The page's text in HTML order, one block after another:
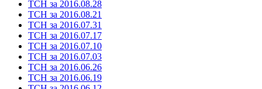
ТСН за 2016.08.28
ТСН за 2016.08.21
ТСН за 2016.07.31
ТСН за 2016.07.17
ТСН за 2016.07.10
ТСН за 2016.07.03
ТСН за 2016.06.26
ТСН за 2016.06.19